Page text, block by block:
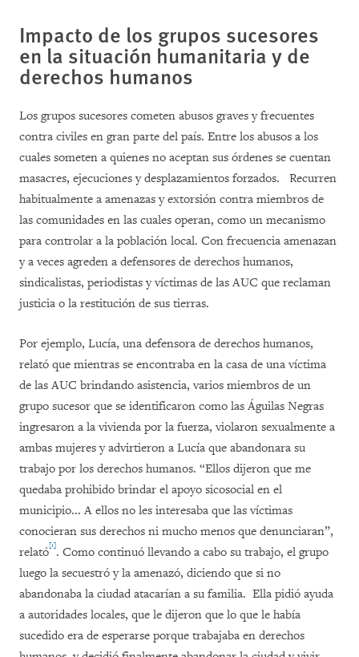
Impacto de los grupos sucesores
en la situación humanitaria y de
derechos humanos
Los grupos sucesores cometen abusos graves y frecuentes
contra civiles en gran parte del país. Entre los abusos a los
cuales someten a quienes no aceptan sus órdenes se cuentan
masacres, ejecuciones y desplazamientos forzados. Recurren
habitualmente a amenazas y extorsión contra miembros de
las comunidades en las cuales operan, como un mecanismo
para controlar a la población local. Con frecuencia amenazan
y a veces agreden a defensores de derechos humanos,
sindicalistas, periodistas y víctimas de las AUC que reclaman
justicia o la restitución de sus tierras.
Por ejemplo, Lucía, una defensora de derechos humanos,
relató que mientras se encontraba en la casa de una víctima
de las AUC brindando asistencia, varios miembros de un
grupo sucesor que se identificaron como las Águilas Negras
ingresaron a la vivienda por la fuerza, violaron sexualmente a
ambas mujeres y advirtieron a Lucía que abandonara su
trabajo por los derechos humanos. “Ellos dijeron que me
quedaba prohibido brindar el apoyo sicosocial en el
municipio... A ellos no les interesaba que las víctimas
conocieran sus derechos ni mucho menos que denunciaran”,
relató[1]. Como continuó llevando a cabo su trabajo, el grupo
luego la secuestró y la amenazó, diciendo que si no
abandonaba la ciudad atacarían a su familia. Ella pidió ayuda
a autoridades locales, que le dijeron que lo que le había
sucedido era de esperarse porque trabajaba en derechos